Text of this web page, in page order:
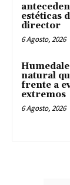
estéticas
director
6 Agosto, 2026
natural
frente a
extremos
6 Agosto, 2026